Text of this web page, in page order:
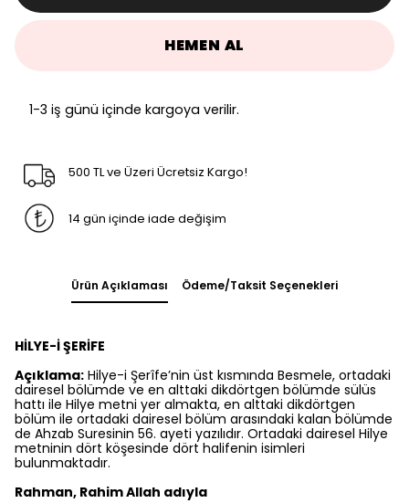
HEMEN AL
1-3 iş günü içinde kargoya verilir.
500 TL ve Üzeri Ücretsiz Kargo!
14 gün içinde iade değişim
Ürün Açıklaması Ödeme/Taksit Seçenekleri
HİLYE-İ ŞERİFE
Açıklama: Hilye-i Şerîfe’nin üst kısmında Besmele, ortadaki
dairesel bölümde ve en alttaki dikdörtgen bölümde sülüs
hattı ile Hilye metni yer almakta, en alttaki dikdörtgen
bölüm ile ortadaki dairesel bölüm arasındaki kalan bölümde
de Ahzab Suresinin 56. ayeti yazılıdır. Ortadaki dairesel Hilye
metninin dört köşesinde dört halifenin isimleri
bulunmaktadır.
Rahman, Rahim Allah adıyla